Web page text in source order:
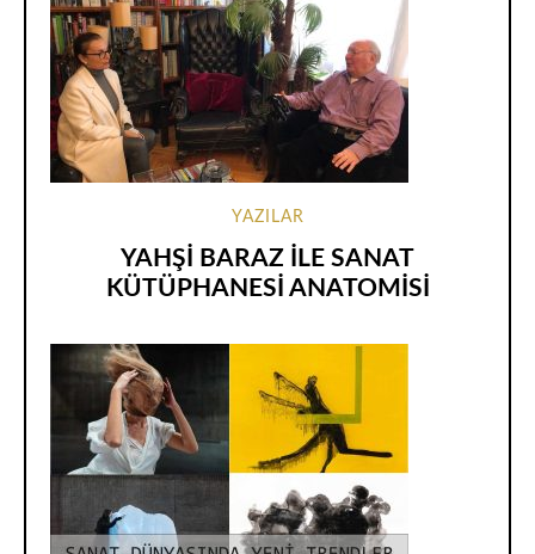
YAZILAR
YAHŞİ BARAZ İLE SANAT
KÜTÜPHANESİ ANATOMİSİ